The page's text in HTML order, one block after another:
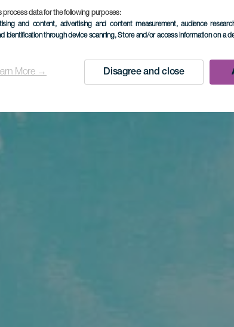
process data for the following purposes:
and content, advertising and content measurement, audience
identification through device scanning, Store and/or access information on a
More → Disagree and close